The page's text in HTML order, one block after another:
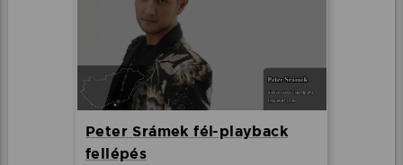
Peter Srámek fél-playback
fellépés